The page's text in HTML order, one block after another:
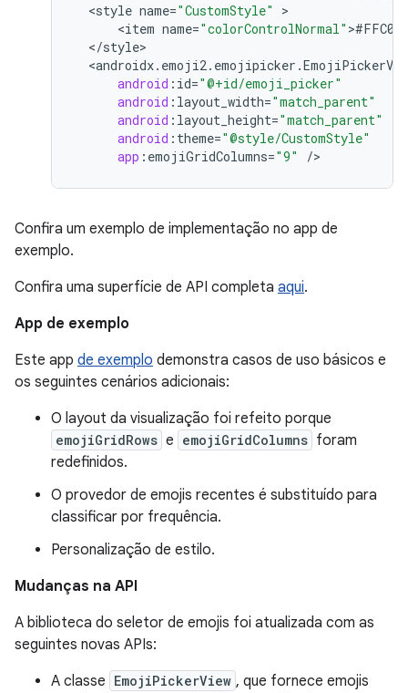
<style name="CustomStyle"
<item name="colorControlNormal" >#FFC0CB
</style
<androidx. emoji2. emojipicker .
android : id="@+id/emoji_picker"
android : layout_width="match_parent"
android : layout_height="match_parent"
android : theme="@style/CustomStyle"
app : emojiGridColumns="9" /
Confira um exemplo de implementação no app de
exemplo.
Confira uma superfície de API completa aqui.
App de exemplo
Este app de exemplo demonstra casos de uso básicos e
os seguintes cenários adicionais:
O layout da visualização foi refeito porque
emojiGridRows e emojiGridColumns foram
redefinidos.
O provedor de emojis recentes é substituído para
classificar por frequência.
Personalização de estilo.
Mudanças na API
A biblioteca do seletor de emojis foi atualizada com as
seguintes novas APIs:
A classe EmojiPickerView , que fornece emojis